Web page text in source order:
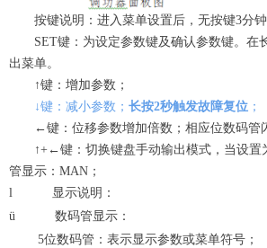
按键说明：进入菜单设置后，无按键3分
SET键：为设定参数键及确认参数键。在
出菜单。
↑键：增加参数；
↓键：减小参数； 长按2秒触发故障复位 ；
←键：位移参数增加倍数；相应位数码管
↑+←键：切换键盘手动输出模式，当设置
管显示：MAN；
l
显示说明：
ü
数码管显示：
5位数码管：表示显示参数或菜单符号；